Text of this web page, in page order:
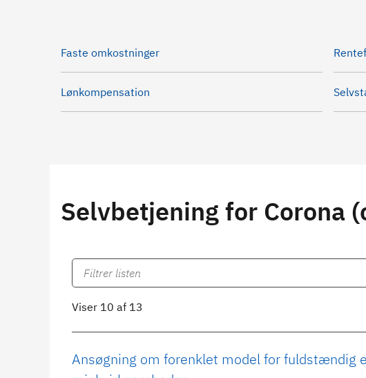
Faste omkostninger
Lønkompensation
Selvbetjening for Corona
Viser 10 af 13
Ansøgning om forenklet model for fuldstændig